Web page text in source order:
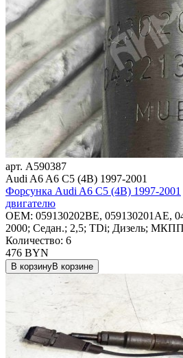
арт. A590387
Audi A6 A6 C5 (4B) 1997-2001
Форсунка Audi A6 C5 (4B) 1997-2001
двигателю
OEM: 059130202BE, 059130201AE,
2000; Седан.; 2,5; TDi; Дизель;
Количество: 6
476 BYN
В корзинуВ корзине